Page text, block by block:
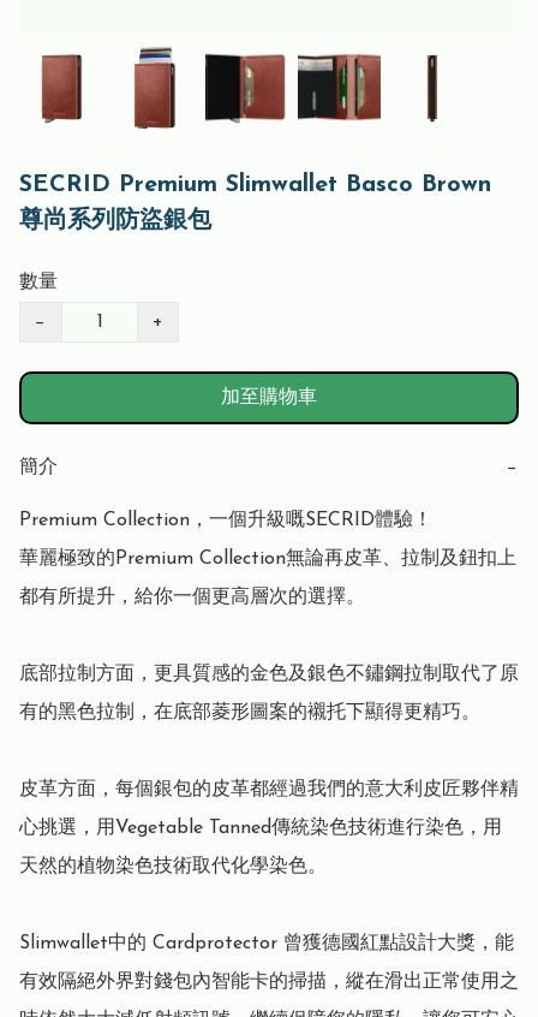
SECRID Premium Slimwallet Basco Brown
尊尚系列防盜銀包
數量
− +
加至購物車
簡介 −
Premium Collection，一個升級嘅SECRID體驗！
華麗極致的Premium Collection無論再皮革、拉制及鈕扣上
都有所提升，給你一個更高層次的選擇。
底部拉制方面，更具質感的金色及銀色不鏽鋼拉制取代了原
有的黑色拉制，在底部菱形圖案的襯托下顯得更精巧。
皮革方面，每個銀包的皮革都經過我們的意大利皮匠夥伴精
心挑選，用Vegetable Tanned傳統染色技術進行染色，用
天然的植物染色技術取代化學染色。
Slimwallet中的 Cardprotector 曾獲德國紅點設計大獎，能
有效隔絕外界對錢包內智能卡的掃描，縱在滑出正常使用之